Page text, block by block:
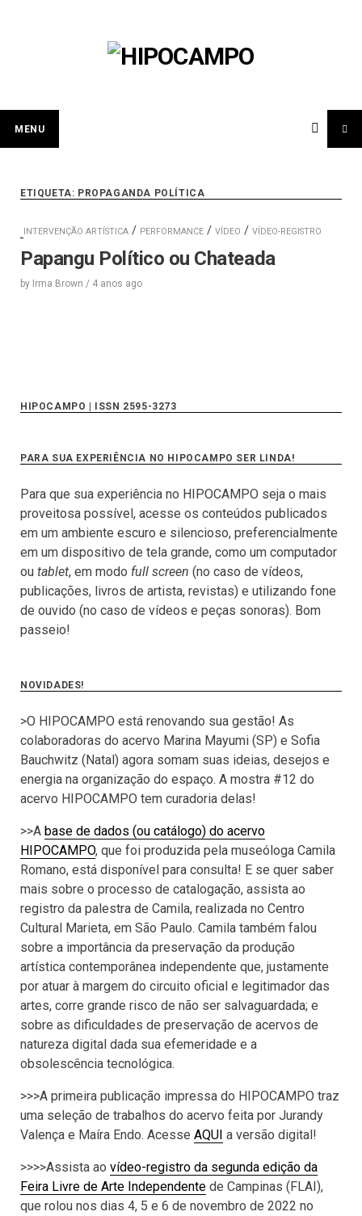
MENU
ETIQUETA: PROPAGANDA POLÍTICA
INTERVENÇÃO ARTÍSTICA / PERFORMANCE / VÍDEO / VÍDEO-REGISTRO
Papangu Político ou Chateada
by Irma Brown / 4 anos ago
HIPOCAMPO | ISSN 2595-3273
PARA SUA EXPERIÊNCIA NO HIPOCAMPO SER LINDA!
Para que sua experiência no HIPOCAMPO seja o mais
proveitosa possível, acesse os conteúdos publicados
em um ambiente escuro e silencioso, preferencialmente
em um dispositivo de tela grande, como um computador
ou tablet, em modo full screen (no caso de vídeos,
publicações, livros de artista, revistas) e utilizando fone
de ouvido (no caso de vídeos e peças sonoras). Bom
passeio!
NOVIDADES!
>O HIPOCAMPO está renovando sua gestão! As
colaboradoras do acervo Marina Mayumi (SP) e Sofia
Bauchwitz (Natal) agora somam suas ideias, desejos e
energia na organização do espaço. A mostra #12 do
acervo HIPOCAMPO tem curadoria delas!
>>A base de dados (ou catálogo) do acervo
HIPOCAMPO, que foi produzida pela museóloga Camila
Romano, está disponível para consulta! E se quer saber
mais sobre o processo de catalogação, assista ao
registro da palestra de Camila, realizada no Centro
Cultural Marieta, em São Paulo. Camila também falou
sobre a importância da preservação da produção
artística contemporânea independente que, justamente
por atuar à margem do circuito oficial e legitimador das
artes, corre grande risco de não ser salvaguardada; e
sobre as dificuldades de preservação de acervos de
natureza digital dada sua efemeridade e a
obsolescência tecnológica.
>>>A primeira publicação impressa do HIPOCAMPO traz
uma seleção de trabalhos do acervo feita por Jurandy
Valença e Maíra Endo. Acesse AQUI a versão digital!
>>>>Assista ao vídeo-registro da segunda edição da
Feira Livre de Arte Independente de Campinas (FLAI),
que rolou nos dias 4, 5 e 6 de novembro de 2022 no